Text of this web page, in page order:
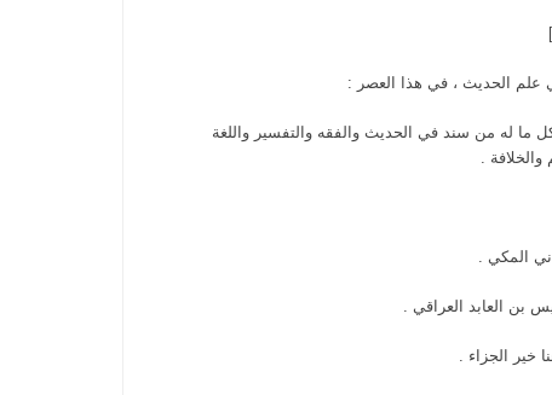
علم الحديث ، في هذا العصر :
ما له من سند في الحديث والفقه والتفسير واللغة
.
المكي .
بن العابد العراقي .
خير الجزاء .